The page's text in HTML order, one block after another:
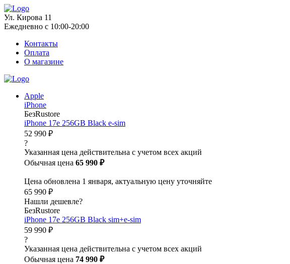
Ул. Кирова 11
Ежедневно с 10:00-20:00
Контакты
Оплата
О магазине
Apple
iPhone
БезRustore
iPhone 17e 256GB Black e-sim
52 990 ₽
?
Указанная цена действительна с учетом всех акций
Обычная цена 65 990 ₽
Цена обновлена 1 января, актуальную цену уточняйте
65 990 ₽
Нашли дешевле?
БезRustore
iPhone 17e 256GB Black sim+e-sim
59 990 ₽
?
Указанная цена действительна с учетом всех акций
Обычная цена 74 990 ₽